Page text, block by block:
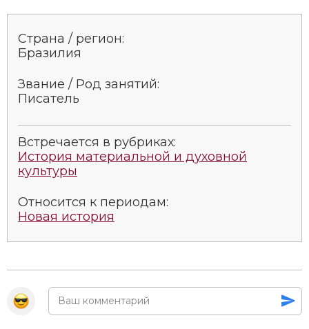
Специальные исторические дисциплины
Южная Америка
Страна / регион:
Бразилия
Звание / Род занятий:
Писатель
Встречается в рубриках:
История материальной и духовной
культуры
Относится к периодам:
Новая история